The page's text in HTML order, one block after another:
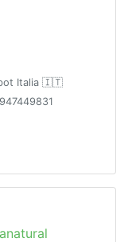
Italia 🇮🇹